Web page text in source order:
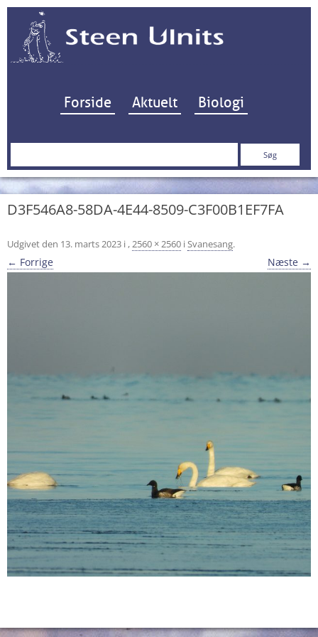
Hop til indhold
Forside Aktuelt Biologi
Søg
D3F546A8-58DA-4E44-8509-C3F00B1EF7FA
Udgivet den 13. marts 2023 i ,2560 × 2560 iSvanesang.
← Forrige Næste →